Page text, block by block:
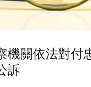
機關依法對付
訴